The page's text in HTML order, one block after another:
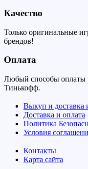
Качество
Только оригинальные
брендов!
Оплата
Любый способы оплаты
Тинькофф.
Выкуп и
Доставка и оплата
Политика
Условия
Контакты
Карта сайта